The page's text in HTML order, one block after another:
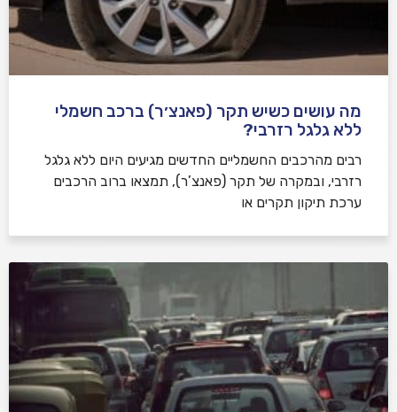
מה עושים כשיש תקר (פאנצ׳ר) ברכב חשמלי
ללא גלגל רזרבי?
רבים מהרכבים החשמליים החדשים מגיעים היום ללא גלגל
רזרבי, ובמקרה של תקר (פאנצ’ר), תמצאו ברוב הרכבים
ערכת תיקון תקרים או